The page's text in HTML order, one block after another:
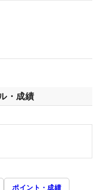
・成績
ポイント・成績